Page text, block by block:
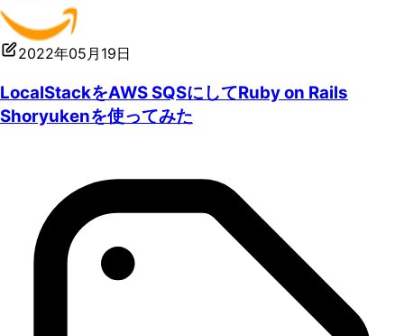
2022年05月19日
LocalStackをAWS SQSにしてRuby on Rails
Shoryukenを使ってみた